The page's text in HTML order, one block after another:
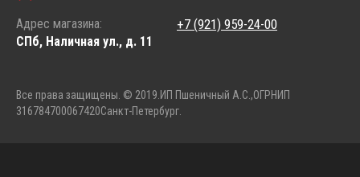
Адрес магазина:
СПб, Наличная ул., д. 11
+7 (921) 959-24-00
Все права защищены. © 2019. ИП Пшеничный А.С.,ОГРНИП
316784700067420Санкт-Петербург.